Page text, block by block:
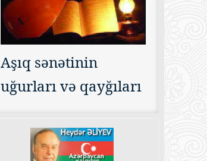
Aşıq sənətinin
uğurları və qayğıları